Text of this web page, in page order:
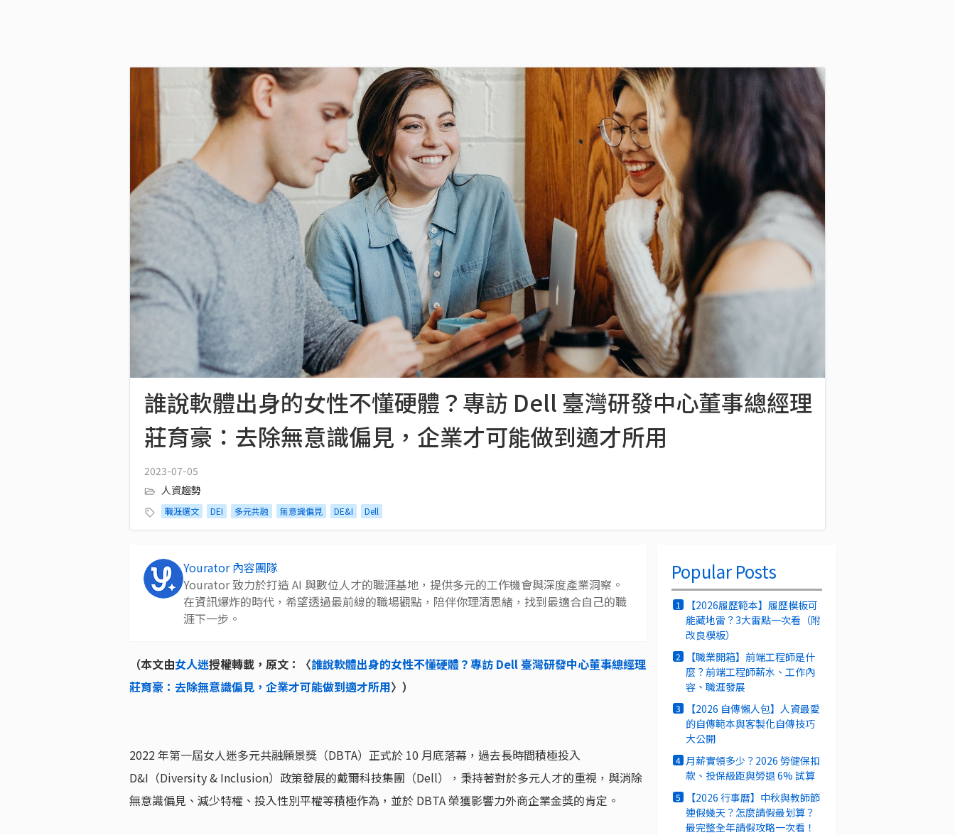
誰說軟體出身的女性不懂硬體？專訪 Dell 臺灣研發中心董事總經理
莊育豪：去除無意識偏見，企業才可能做到適才所用
2023-07-05
人資趨勢
職涯選文 DEI 多元共融 無意識偏見 DE&I Dell
Yourator 內容團隊
Yourator 致力於打造 AI 與數位人才的職涯基地，提供多元的工作機會與深度產業洞察。
在資訊爆炸的時代，希望透過最前線的職場觀點，陪伴你理清思緒，找到最適合自己的職
涯下一步。
（本文由女人迷授權轉載，原文：〈誰說軟體出身的女性不懂硬體？專訪 Dell 臺灣研發中心董事總經理
莊育豪：去除無意識偏見，企業才可能做到適才所用〉）
2022 年第一屆女人迷多元共融願景獎（DBTA）正式於 10 月底落幕，過去長時間積極投入
D&I（Diversity & Inclusion）政策發展的戴爾科技集團（Dell），秉持著對於多元人才的重視，與消除
無意識偏見、減少特權、投入性別平權等積極作為，並於 DBTA 榮獲影響力外商企業金獎的肯定。
Popular Posts
1
【2026履歷範本】履歷模板可
能藏地雷？3大雷點一次看（附
改良模板）
2
【職業開箱】前端工程師是什
麼？前端工程師薪水、工作內
容、職涯發展
3
【2026 自傳懶人包】人資最愛
的自傳範本與客製化自傳技巧
大公開
4 月薪實領多少？2026 勞健保扣
款、投保級距與勞退 6% 試算
5
【2026 行事曆】中秋與教師節
連假幾天？怎麼請假最划算？
最完整全年請假攻略一次看！